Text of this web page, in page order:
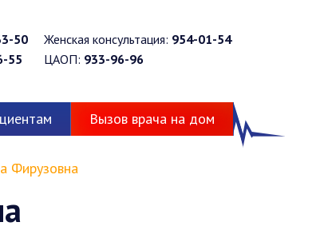
50
55
Женская консультация: 954-01-54
ЦАОП: 933-96-96
Вызов врача на дом
Фирузовна